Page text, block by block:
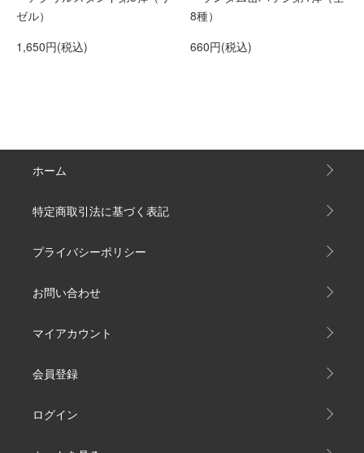
ゼル）
1,650円(税込)
8種）
660円(税込)
ホーム
特定商取引法に基づく表記
プライバシーポリシー
お問い合わせ
マイアカウント
会員登録
ログイン